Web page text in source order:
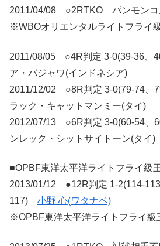
2011/04/08 ○2RTKO パンモンコ
※WBOオリエンタルライトフライ
2011/08/05 ○4R判定 3-0(39-36、
ア・バジャワ(インドネシア)
2011/12/02 ○8R判定 3-0(79-74、
ラック・キャットマンミー(タイ)
2012/07/13 ○6R判定 3-0(60-54、
ンレック・シットサイトーン(タイ)
■OPBF東洋太平洋ライトフライ級
2013/01/12 ●12R判定 1-2(114-
117) 小野 心(ワタナベ)
※OPBF東洋太平洋ライトフライ級